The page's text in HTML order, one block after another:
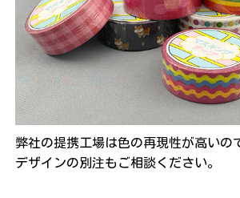
弊社の提携工場は色の再現性が高いの
デザインの別注もご相談ください。